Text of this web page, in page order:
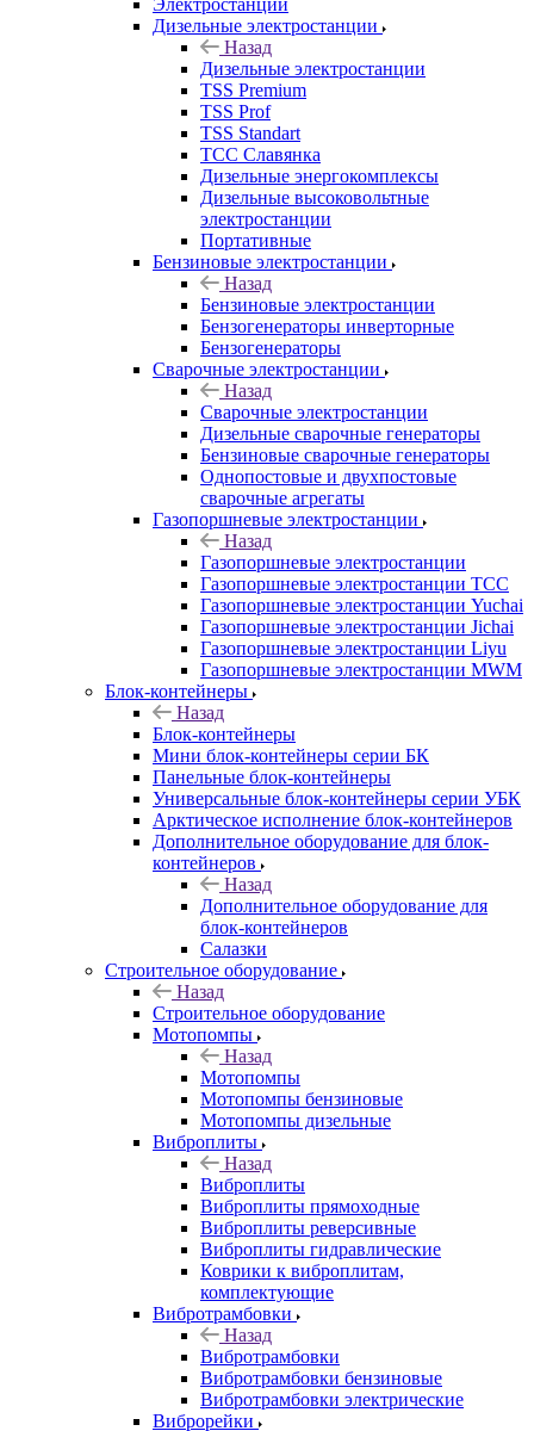
Электростанции
Дизельные электростанции
Назад
Дизельные электростанции
TSS Premium
TSS Prof
TSS Standart
ТСС Славянка
Дизельные энергокомплексы
Дизельные высоковольтные
электростанции
Портативные
Бензиновые электростанции
Назад
Бензиновые электростанции
Бензогенераторы инверторные
Бензогенераторы
Сварочные электростанции
Назад
Сварочные электростанции
Дизельные сварочные генераторы
Бензиновые сварочные генераторы
Однопостовые и двухпостовые
сварочные агрегаты
Газопоршневые электростанции
Назад
Газопоршневые электростанции
Газопоршневые электростанции ТСС
Газопоршневые электростанции Yuchai
Газопоршневые электростанции Jichai
Газопоршневые электростанции Liyu
Газопоршневые электростанции MWM
Блок-контейнеры
Назад
Блок-контейнеры
Мини блок-контейнеры серии БК
Панельные блок-контейнеры
Универсальные блок-контейнеры серии УБК
Арктическое исполнение блок-контейнеров
Дополнительное оборудование для блок-
контейнеров
Назад
Дополнительное оборудование для
блок-контейнеров
Салазки
Строительное оборудование
Назад
Строительное оборудование
Мотопомпы
Назад
Мотопомпы
Мотопомпы бензиновые
Мотопомпы дизельные
Виброплиты
Назад
Виброплиты
Виброплиты прямоходные
Виброплиты реверсивные
Виброплиты гидравлические
Коврики к виброплитам,
комплектующие
Вибротрамбовки
Назад
Вибротрамбовки
Вибротрамбовки бензиновые
Вибротрамбовки электрические
Виброрейки